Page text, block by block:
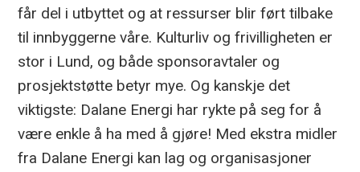
får del i utbyttet og at ressurser blir ført tilbake
til innbyggerne våre. Kulturliv og frivilligheten er
stor i Lund, og både sponsoravtaler og
prosjektstøtte betyr mye. Og kanskje det
viktigste: Dalane Energi har rykte på seg for å
være enkle å ha med å gjøre! Med ekstra midler
fra Dalane Energi kan lag og organisasjoner